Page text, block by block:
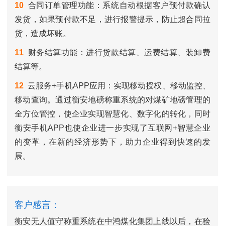
10 合同订单管理功能：系统自动根据客户预付款确认
发货，如果预付款不足，进行报警提示，防止超合同拉
货，造成坏账。
11 财务结算功能：进行货款结算、运费结算、装卸费
结算等。
12 云服务+手机APP应用：实现移动授权、移动监控、
移动查询。通过衡安地磅称重系统的对煤矿地磅管理的
全方位管控，使企业实现智慧化、数字化的转化，同时
衡安手机APP也使企业进一步实现了互联网+智慧企业
的变革，在新的经济形势下，助力企业得到快速的发
展。
客户感言：
衡安无人值守称重系统在中鸿煤化集团上线以后，在验